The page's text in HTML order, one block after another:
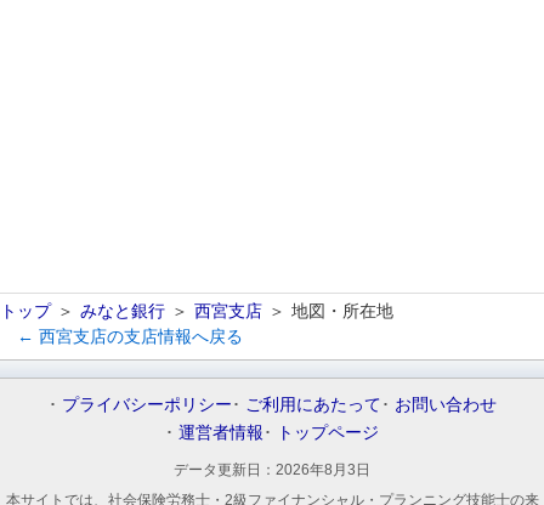
トップ みなと銀行 西宮支店
地図・所在地
← 西宮支店の支店情報へ戻る
プライバシーポリシー ご利用にあたって
お問い合わせ
運営者情報
トップページ
データ更新日： 2026年8月3日
本サイトでは、社会保険労務士・2級ファイナンシャル・プランニング技能士の来